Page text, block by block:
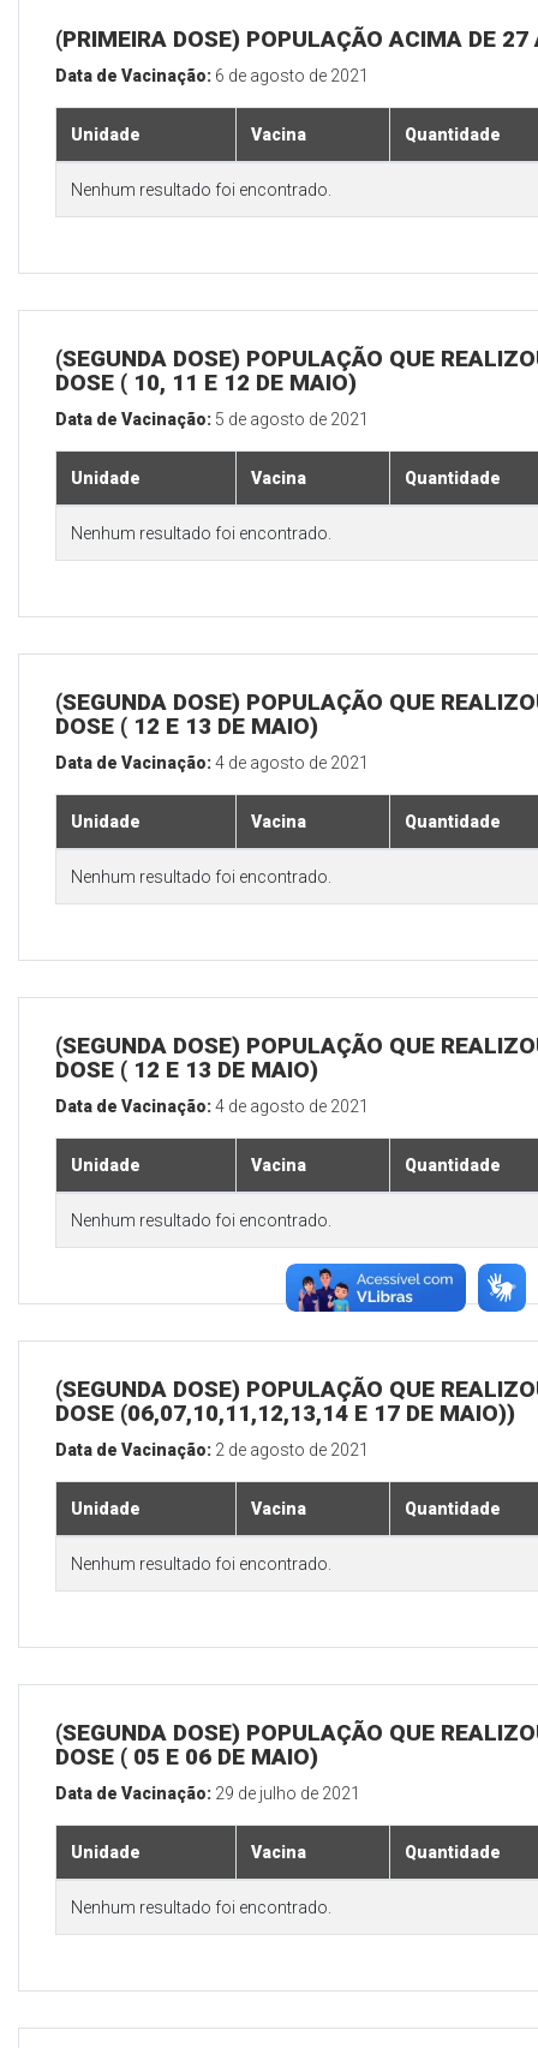
(PRIMEIRA DOSE) POPULAÇÃO ACIMA DE 27
Data de Vacinação: 6 de agosto de 2021
Unidade Vacina Quantidade
Nenhum resultado foi encontrado.
(SEGUNDA DOSE) POPULAÇÃO QUE
DOSE ( 10, 11 E 12 DE MAIO)
Data de Vacinação: 5 de agosto de 2021
Unidade Vacina Quantidade
Nenhum resultado foi encontrado.
(SEGUNDA DOSE) POPULAÇÃO QUE
DOSE ( 12 E 13 DE MAIO)
Data de Vacinação:4 de agosto de 2021
Unidade Vacina Quantidade
Nenhum resultado foi encontrado.
(SEGUNDA DOSE) POPULAÇÃO QUE
DOSE ( 12 E 13 DE MAIO)
Data de Vacinação:4 de agosto de 2021
Unidade Vacina Quantidade
Nenhum resultado foi encontrado.
(SEGUNDA DOSE) POPULAÇÃO QUE
DOSE (06,07,10,11,12,13,14 E 17 DE MAIO))
Data de Vacinação: 2 de agosto de 2021
Unidade Vacina Quantidade
Nenhum resultado foi encontrado.
(SEGUNDA DOSE) POPULAÇÃO QUE
DOSE ( 05 E 06 DE MAIO)
Data de Vacinação: 29 de julho de 2021
Unidade Vacina Quantidade
Nenhum resultado foi encontrado.